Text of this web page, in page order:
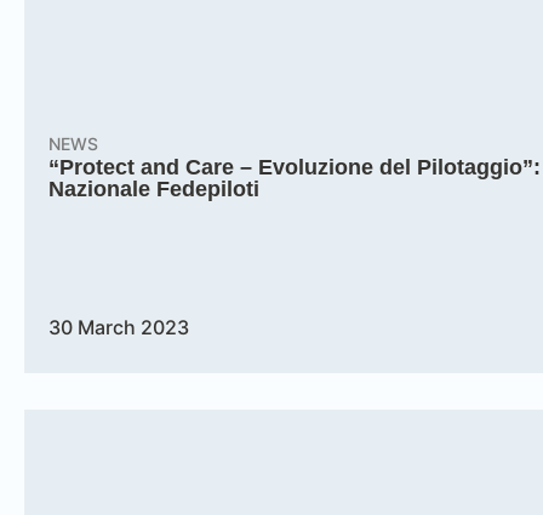
NEWS
“Protect and Care – Evoluzione del
Nazionale Fedepiloti
30 March 2023